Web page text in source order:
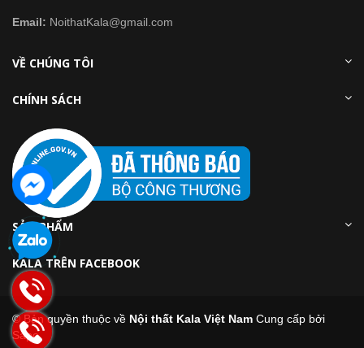
Email: NoithatKala@gmail.com
VỀ CHÚNG TÔI
CHÍNH SÁCH
SẢN PHẨM
KALA TRÊN FACEBOOK
© Bản quyền thuộc về Nội thất Kala Việt Nam Cung cấp bởi
Sapo